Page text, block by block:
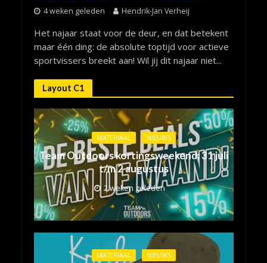
4 weken geleden Hendrik-Jan Verheij
Het najaar staat voor de deur, en dat betekent
maar één ding: de absolute toptijd voor actieve
sportvissers breekt aan! Wil jij dit najaar niet...
Layout C1
MATERIAAL NIEUWS
Team Outdoors kortingsweekend: 31 juli
t/m 2 augustus
2 weken geleden
MATERIAAL NIEUWS